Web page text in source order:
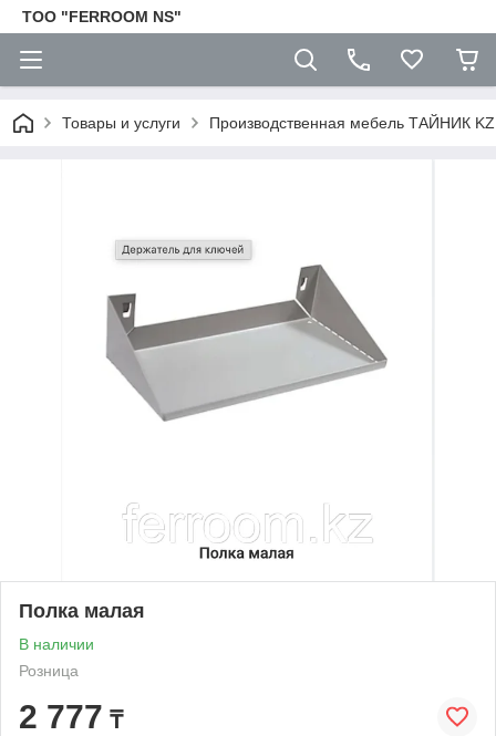
TOO "FERROOM NS"
Товары и услуги Производственная мебель ТАЙНИК KZ
Полка малая
В наличии
Розница
2 777 ₸